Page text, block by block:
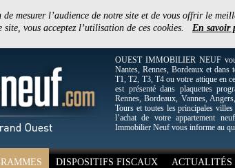
mesurer l’audience de notre site et de vous offrir le
vous acceptez l’utilisation de ces cookies. En savoir
OUEST IMMOBILIER NEUF
Nantes, Rennes, Bordeaux et
T1, T2, T3, T4 ou votre attique en
est présenté dans plaquettes
Rennes, Bordeaux, Vannes,
Tours et toutes les principales
l’achat de votre appartement
Immobilier Neuf vous informe au
DISPOSITIFS FISCAUX ACTUALITÉS